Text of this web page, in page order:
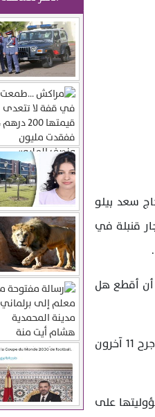
سعد بيلو
شخصا قتلوا إثر انفجار قنبلة في
أن أقطع هل
وعلى نحو منفصل قال مصدران في مستشفى إن عشرة أشخاص على الاقل قتلوا وجرح 11 آخرون
على